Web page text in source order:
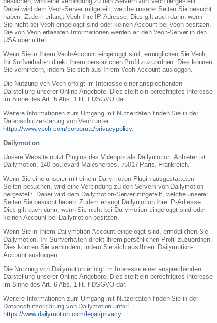
Dabei wird dem Veoh-Server mitgeteilt, welche unserer Seiten Sie besucht
haben. Zudem erlangt Veoh Ihre IP-Adresse. Dies gilt auch dann, wenn
Sie nicht bei Veoh eingeloggt sind oder keinen Account bei Veoh besitzen.
Die von Veoh erfassten Informationen werden an den Veoh-Server in den
USA übermittelt.
Wenn Sie in Ihrem Veoh-Account eingeloggt sind, ermöglichen Sie Veoh,
Ihr Surfverhalten direkt Ihrem persönlichen Profil zuzuordnen. Dies können
Sie verhindern, indem Sie sich aus Ihrem Veoh-Account ausloggen.
Die Nutzung von Veoh erfolgt im Interesse einer ansprechenden
Darstellung unserer Online-Angebote. Dies stellt ein berechtigtes Interesse
im Sinne des Art. 6 Abs. 1 lit. f DSGVO dar.
Weitere Informationen zum Umgang mit Nutzerdaten finden Sie in der
Datenschutzerklärung von Veoh unter:
https://www.veoh.com/corporate/privacypolicy.
Dailymotion
Unsere Website nutzt Plugins des Videoportals Dailymotion. Anbieter ist
Dailymotion, 140 boulevard Malesherbes, 75017 Paris, Frankreich.
Wenn Sie eine unserer mit einem Dailymotion-Plugin ausgestatteten
Seiten besuchen, wird eine Verbindung zu den Servern von Dailymotion
hergestellt. Dabei wird dem Dailymotion-Server mitgeteilt, welche unserer
Seiten Sie besucht haben. Zudem erlangt Dailymotion Ihre IP-Adresse.
Dies gilt auch dann, wenn Sie nicht bei Dailymotion eingeloggt sind oder
keinen Account bei Dailymotion besitzen.
Wenn Sie in Ihrem Dailymotion-Account eingeloggt sind, ermöglichen Sie
Dailymotion, Ihr Surfverhalten direkt Ihrem persönlichen Profil zuzuordnen.
Dies können Sie verhindern, indem Sie sich aus Ihrem Dailymotion-
Account ausloggen.
Die Nutzung von Dailymotion erfolgt im Interesse einer ansprechenden
Darstellung unserer Online-Angebote. Dies stellt ein berechtigtes Interesse
im Sinne des Art. 6 Abs. 1 lit. f DSGVO dar.
Weitere Informationen zum Umgang mit Nutzerdaten finden Sie in der
Datenschutzerklärung von Dailymotion unter:
https://www.dailymotion.com/legal/privacy.